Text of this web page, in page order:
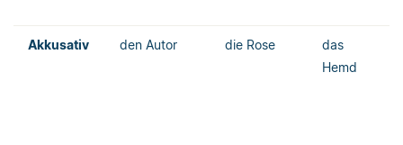
Akkusativ den Autor die Rose
das
Hemd